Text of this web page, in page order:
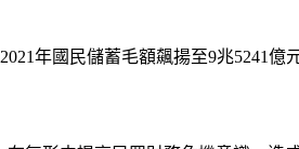
年國民儲蓄毛額飆揚至9兆5241億